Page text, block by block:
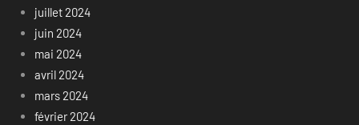
juillet 2024
juin 2024
mai 2024
avril 2024
mars 2024
février 2024